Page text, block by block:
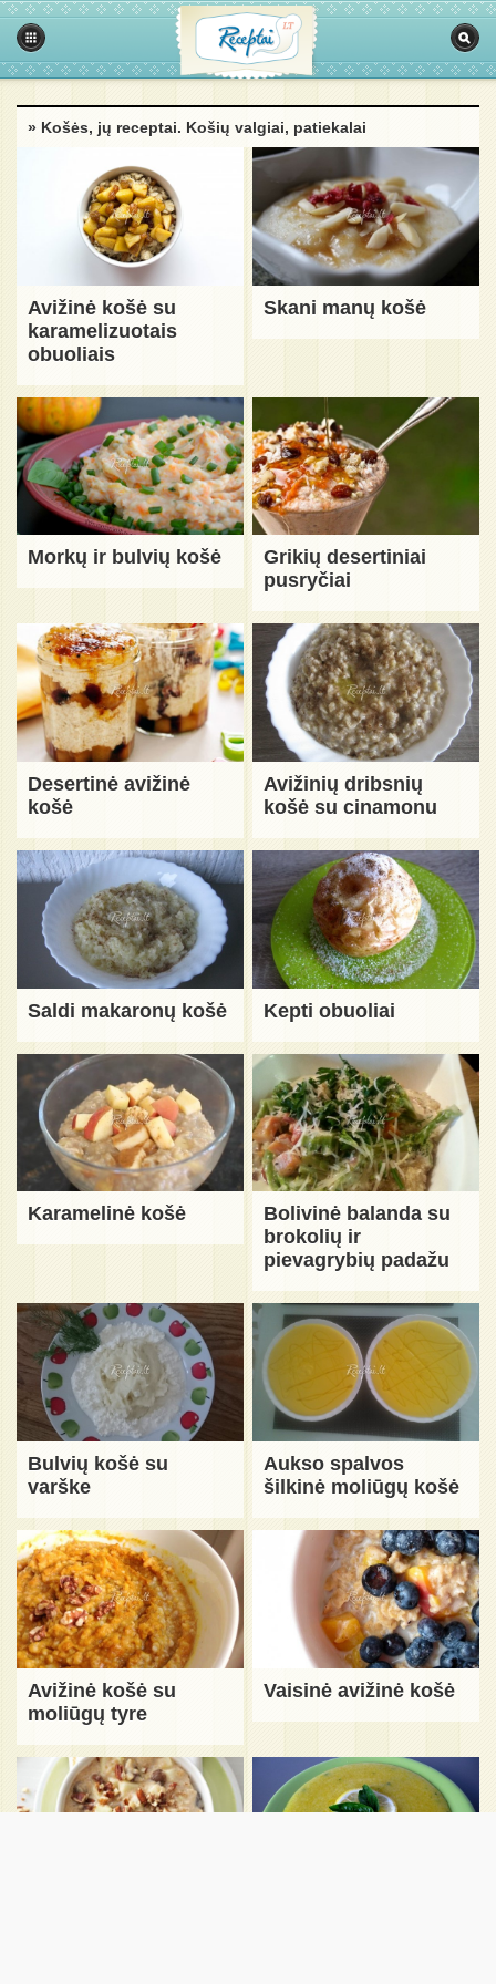
» Košės, jų receptai. Košių valgiai, patiekalai
Avižinė košė su
karamelizuotais
obuoliais
Skani manų košė
Morkų ir bulvių košė
Grikių desertiniai
pusryčiai
Desertinė avižinė
košė
Avižinių dribsnių
košė su cinamonu
Saldi makaronų košė Kepti obuoliai
Karamelinė košė
Bolivinė balanda su
brokolių ir
pievagrybių padažu
Bulvių košė su
varške
Aukso spalvos
šilkinė moliūgų košė
Avižinė košė su
moliūgų tyre
Vaisinė avižinė košė